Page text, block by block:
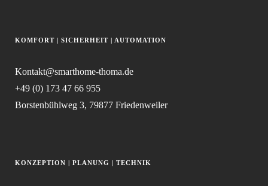
KOMFORT | SICHERHEIT | AUTOMATION
Kontakt@smarthome-thoma.de
+49 (0) 173 47 66 955
Borstenbühlweg 3, 79877 Friedenweiler
KONZEPTION | PLANUNG | TECHNIK